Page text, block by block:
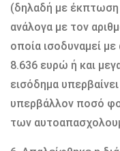
(δηλαδή με
ανάλογα με τον
οποία ισοδυναμεί
8.636 ευρώ ή και
εισόδημα
υπερβάλλον ποσό
των